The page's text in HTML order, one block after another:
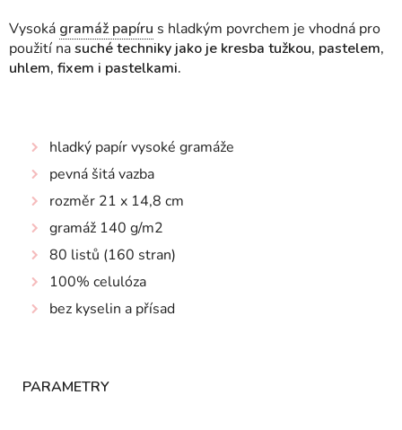
Vysoká gramáž papíru s hladkým povrchem je vhodná pro
použití nasuché techniky jako je kresba tužkou, pastelem,
uhlem, fixem i pastelkami.
hladký papír vysoké gramáže
pevná šitá vazba
rozměr 21 x 14,8 cm
gramáž 140 g/m2
80 listů (160 stran)
100% celulóza
bez kyselin a přísad